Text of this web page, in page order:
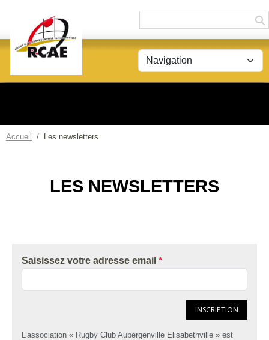
Accueil Les newsletters
LES NEWSLETTERS
Saisissez votre adresse email *
INSCRIPTION
L’association « Rugby Club Aubergenville Elisabethville » est